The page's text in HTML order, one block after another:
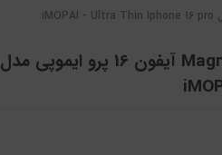
قاب مگ‌سیف شفاف Magnetic Shell آیفون 16 پرو ایموپی مدل